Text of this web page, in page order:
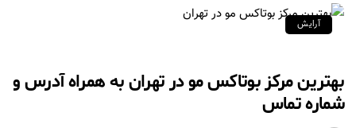
آرایش
بهترین مرکز بوتاکس مو در تهران به همراه آدرس و
شماره تماس